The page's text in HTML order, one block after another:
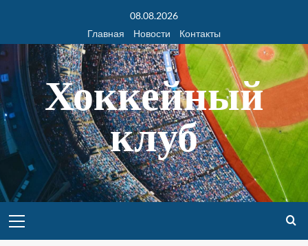
08.08.2026
Главная
Новости Контакты
Хоккейный
клуб